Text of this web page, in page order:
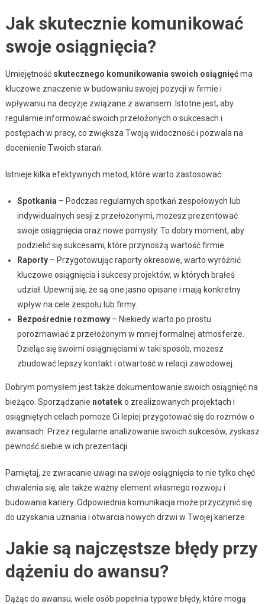
Jak skutecznie komunikować
swoje osiągnięcia?
Umiejętność skutecznego komunikowania swoich osiągnięćma
kluczowe znaczenie w budowaniu swojej pozycji w firmie i
wpływaniu na decyzje związane z awansem. Istotne jest, aby
regularnie informować swoich przełożonych o sukcesach i
postępach w pracy, co zwiększa Twoją widoczność i pozwala na
docenienie Twoich starań.
Istnieje kilka efektywnych metod, które warto zastosować:
Spotkania – Podczas regularnych spotkań zespołowych lub
indywidualnych sesji z przełożonymi, możesz prezentować
swoje osiągnięcia oraz nowe pomysły. To dobry moment, aby
podzielić się sukcesami, które przynoszą wartość firmie.
Raporty– Przygotowując raporty okresowe, warto wyróżnić
kluczowe osiągnięcia i sukcesy projektów, w których brałeś
udział. Upewnij się, że są one jasno opisane i mają konkretny
wpływ na cele zespołu lub firmy.
Bezpośrednie rozmowy– Niekiedy warto po prostu
porozmawiać z przełożonym w mniej formalnej atmosferze.
Dzieląc się swoimi osiągnięciami w taki sposób, możesz
zbudować lepszy kontakt i otwartość w relacji zawodowej.
Dobrym pomysłem jest także dokumentowanie swoich osiągnięć na
bieżąco. Sporządzanie notateko zrealizowanych projektach i
osiągniętych celach pomoże Ci lepiej przygotować się do rozmów o
awansach. Przez regularne analizowanie swoich sukcesów, zyskasz
pewność siebie w ich prezentacji.
Pamiętaj, że zwracanie uwagi na swoje osiągnięcia to nie tylko chęć
chwalenia się, ale także ważny element własnego rozwoju i
budowania kariery. Odpowiednia komunikacja może przyczynić się
do uzyskania uznania i otwarcia nowych drzwi w Twojej karierze.
Jakie są najczęstsze błędy przy
dążeniu do awansu?
Dążąc do awansu, wiele osób popełnia typowe błędy, które mogą